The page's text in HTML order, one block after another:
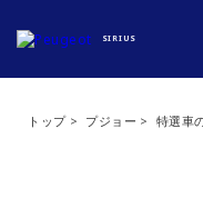
SIRIUS
トップ プジョー 特選車